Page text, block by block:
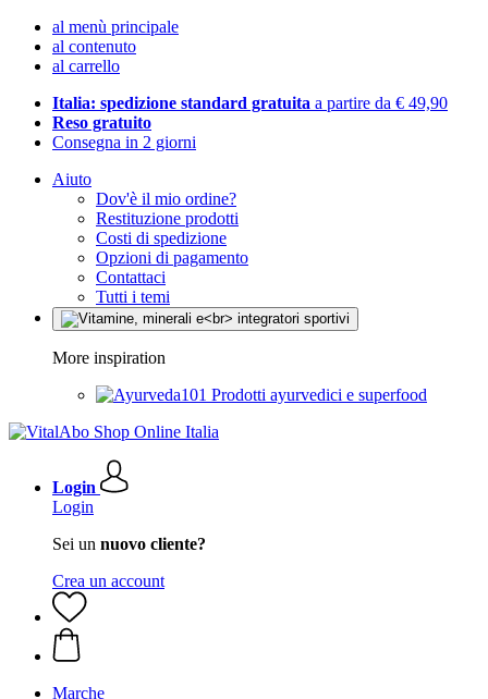
al menù principale
al contenuto
al carrello
Italia: spedizione standard gratuita a partire da € 49,90
Reso gratuito
Consegna in 2 giorni
Aiuto
Dov'è il mio ordine?
Restituzione prodotti
Costi di spedizione
Opzioni di pagamento
Contattaci
Tutti i temi
More inspiration
Prodotti ayurvedici e superfood
Login
Login
Sei un nuovo cliente?
Crea un account
Marche